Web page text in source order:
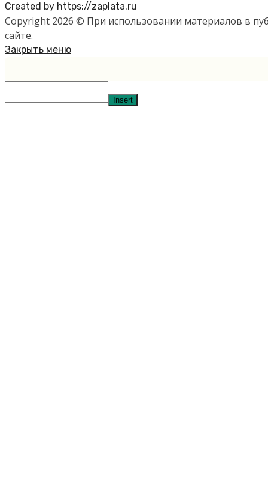
Created by https://zaplata.ru
Copyright 2026 © При использовании материалов в
сайте.
Закрыть меню
Insert